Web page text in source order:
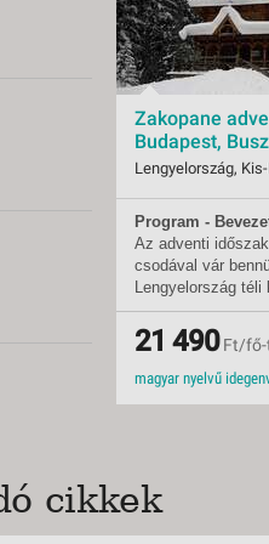
Zakopane
Budapest, Busz
Indulások:
Időpontok:
3 db
Ellátás:
Szállás:
Utazás:
Program -
Az adventi
csodával vár
Lengyelország téli
a meseszép Tátra
található Zakopane
időszakban is
ide látogatót.
21 490Ft/fő-
cikkek